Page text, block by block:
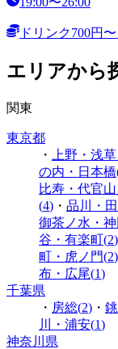
ドリンク700円
エリアから
関東
東京都
・
上野・浅
の内・日本橋
比寿・代官
(4) ・ 品川・
御茶ノ水・神
谷・有楽町(2)
町・虎ノ門(2)
布・広尾(1)
千葉県
・ 房総(2) ・
川・浦安(1)
神奈川県